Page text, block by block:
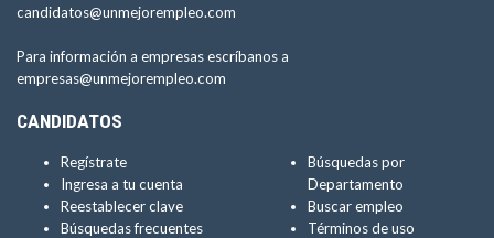
candidatos@unmejorempleo.com
Para información a empresas escríbanos a
empresas@unmejorempleo.com
CANDIDATOS
Regístrate
Ingresa a tu cuenta
Reestablecer clave
Búsquedas frecuentes
Búsquedas por
Departamento
Buscar empleo
Términos de uso